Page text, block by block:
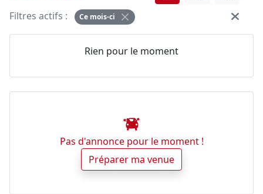
Filtres actifs : Ce mois-ci
Rien pour le moment
Pas d'annonce pour le moment !
Préparer ma venue